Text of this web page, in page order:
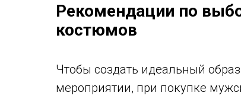
Рекомендации по
костюмов
Чтобы создать идеальный
мероприятии, при покупке